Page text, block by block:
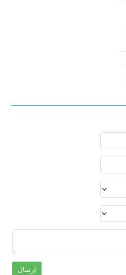
إرسال